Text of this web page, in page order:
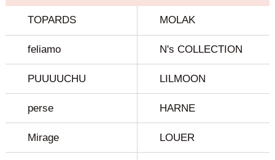
TOPARDS MOLAK
feliamo N's COLLECTION
PUUUUCHU LILMOON
perse HARNE
Mirage LOUER